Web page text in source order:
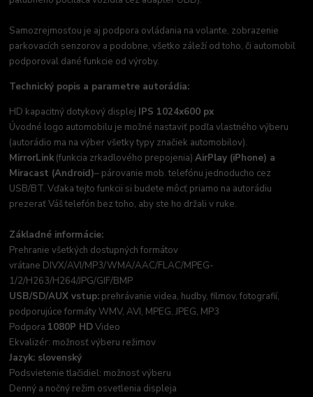
Samozrejmosťou je aj podpora ovládania na volante, zobrazenie
parkovacích senzorov a podobne, všetko záleží od toho, či automobil
podporoval dané funkcie od výroby.
Technický popis a parametre autorádia:
HD kapacitný dotykový displej IPS 1024x600 px
Úvodné logo automobilu je možné nastaviť podľa vlastného výberu
(autorádio ma na výber všetky typy značiek automobilov).
MirrorLink (funkcia zrkadlového prepojenia)AirPlay (iPhone) a
Miracast (Android)– párovanie mob. telefónu jednoducho cez
USB/BT. Vďaka tejto funkcii si budete môcť priamo na autorádiu
prezerať Váš telefón bez toho, aby ste ho držali v ruke.
Základné informácie:
Prehranie všetkých dostupných formátov
vrátane DIVX/AVI/MP3/WMA/AAC/FLAC/MPEG-
1/2/H263/H264/JPG/GIF/BMP
USB/SD/AUX vstup: prehrávanie videa, hudby, filmov, fotografií,
podporujúce formáty WMV, AVI, MPEG, JPEG, MP3
Podpora 1080P HDVideo
Ekvalizér: možnosť výberu režimov
Jazyk: slovenský
Podsvietenie tlačidiel: možnosť výberu
Denný a nočný režim osvetlenia displeja